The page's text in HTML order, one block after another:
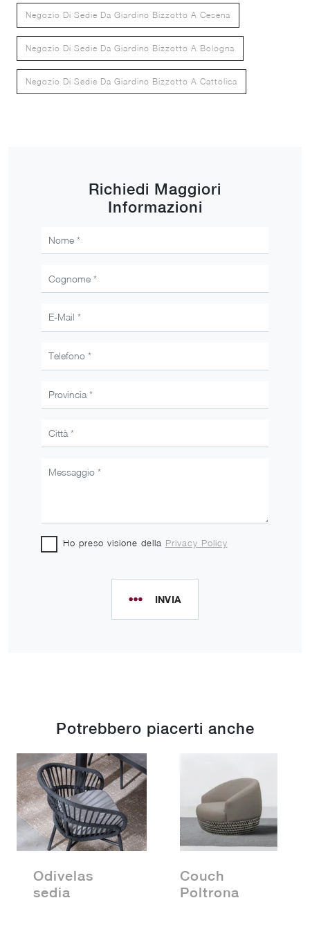
Negozio Di Sedie Da Giardino Bizzotto A Cesena
Negozio Di Sedie Da Giardino Bizzotto A Bologna
Negozio Di Sedie Da Giardino Bizzotto A Cattolica
Richiedi Maggiori
Informazioni
Ho preso visione della Privacy Policy
INVIA
Potrebbero piacerti anche
Odivelas
sedia
Couch
Poltrona